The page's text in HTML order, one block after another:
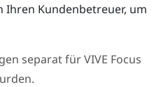
Ihren Kundenbetreuer, um
separat fürVIVE Focus